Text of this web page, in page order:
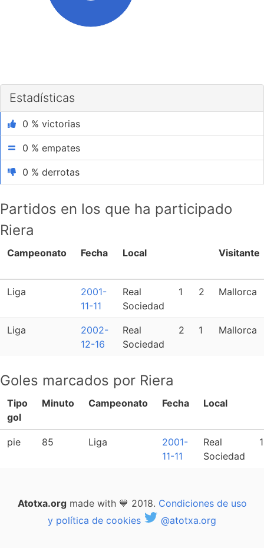
Estadísticas
0 % victorias
0 % empates
0 % derrotas
Partidos en los que ha participado
Riera
Campeonato Fecha Local Visitante
Liga
2001-
11-11
Real
Sociedad
1 2 Mallorca
Liga
2002-
12-16
Real
Sociedad
2 1 Mallorca
Goles marcados por Riera
Tipo
gol
Minuto Campeonato Fecha Local
pie 85 Liga
2001-
11-11
Real
Sociedad
1
Atotxa.orgmade with 💙 2018. Condiciones de uso
y política de cookies
@atotxa.org